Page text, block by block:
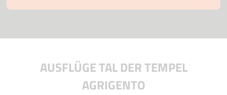
Datum und Uhrzeit der Abholung und Zustellung
AUSFLÜGE TAL DER TEMPEL
AGRIGENTO